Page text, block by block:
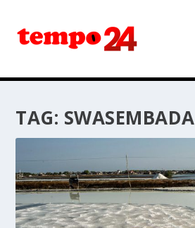
TAG: SWASEMBADA